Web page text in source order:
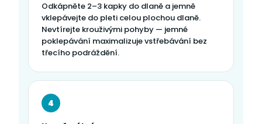
Odkápněte 2–3 kapky do dlaně a jemně
vklepávejte do pleti celou plochou dlaně.
Nevtírejte krouživými pohyby — jemné
poklepávání maximalizuje vstřebávání bez
třecího podráždění.
4